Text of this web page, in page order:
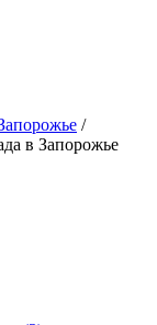
/
в Запорожье